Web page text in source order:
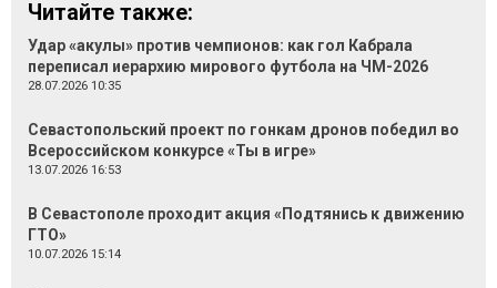
Читайте также:
Удар «акулы» против чемпионов: как гол Кабрала
переписал иерархию мирового футбола на ЧМ-2026
28.07.2026 10:35
Севастопольский проект по гонкам дронов победил во
Всероссийском конкурсе «Ты в игре»
13.07.2026 16:53
В Севастополе проходит акция «Подтянись к движению
ГТО»
10.07.2026 15:14